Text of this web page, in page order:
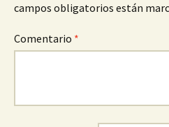
campos obligatorios están
Comentario *